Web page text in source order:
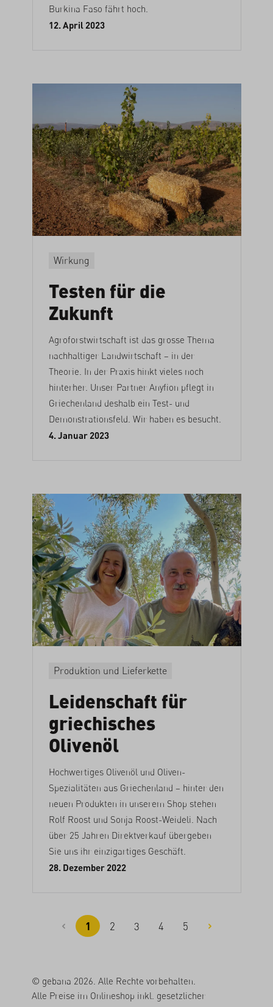
Burkina Faso fährt hoch.
12. April 2023
Wirkung
Testen für die
Zukunft
Agroforstwirtschaft ist das grosse Thema
nachhaltiger Landwirtschaft – in der
Theorie. In der Praxis hinkt vieles noch
hinterher. Unser Partner Anyfion pflegt in
Griechenland deshalb ein Test- und
Demonstrationsfeld. Wir haben es besucht.
4. Januar 2023
Produktion und Lieferkette
Leidenschaft für
griechisches
Olivenöl
Hochwertiges Olivenöl und Oliven-
Spezialitäten aus Griechenland – hinter den
neuen Produkten in unserem Shop stehen
Rolf Roost und Sonja Roost-Weideli. Nach
über 25 Jahren Direktverkauf übergeben
Sie uns ihr einzigartiges Geschäft.
28. Dezember 2022
Seite
1
Seite
2
Seite
3
Seite
4
Seite
5
© gebana 2026. Alle Rechte vorbehalten.
Alle Preise im Onlineshop inkl. gesetzlicher